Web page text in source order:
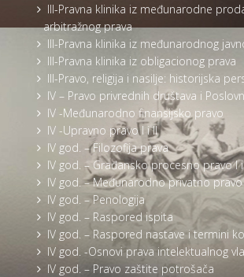
III-Pravna klinika iz međunarodne
arbitražnog prava
III-Pravna klinika iz međunarodnog
III-Pravna klinika iz obligacionog prava
III-Pravo, religija i nasilje: historijska
IV – Pravo privrednih društava i
IV -Međunarodno finansijsko pravo
IV -Upravno pravo I i II
IV god. – Filozofija prava
IV god. – Građansko procesno pravo I
IV god. – Međunarodno privatno pravo
IV god. – Penologija
IV god. – Raspored ispita
IV god. – Raspored nastave i termini
IV god. -Osnovi prava intelektualnog
IV god. – Pravo zaštite potrošača